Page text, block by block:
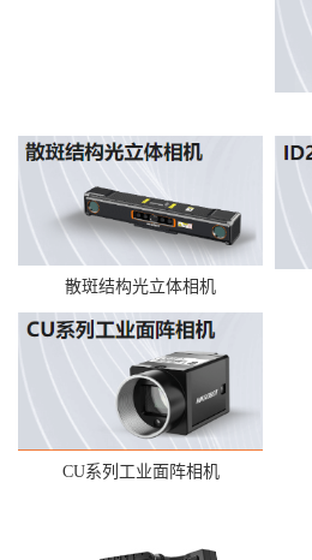
散斑结构光立体相机
CU系列工业面阵相机